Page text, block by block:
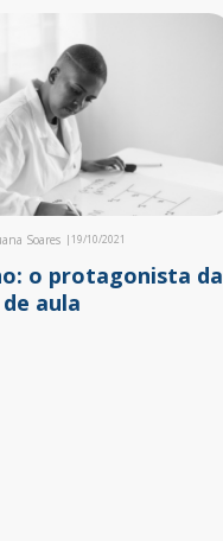
Soares |19/10/2021
o protagonista da
aula